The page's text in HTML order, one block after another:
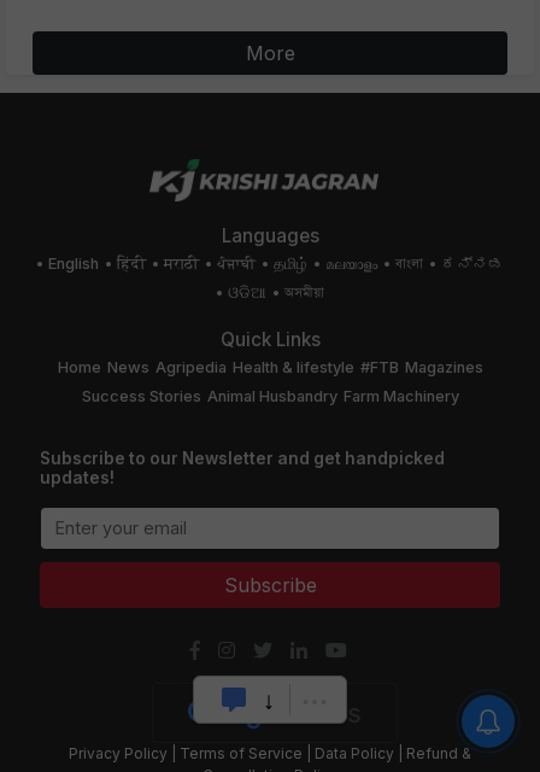
More
Languages
English हिंदी मराठी ਪੰਜਾਬੀ தமிழ் മലയാളം বাংলা
ಕನ್ನಡ
ଓଡିଆ
অসমীয়া
Quick Links
Home News Agripedia Health & lifestyle #FTB Magazines
Success Stories Animal Husbandry Farm Machinery
Subscribe to our Newsletter and get handpicked
updates!
Subscribe
Privacy Policy Terms of Service Data Policy
Refund &